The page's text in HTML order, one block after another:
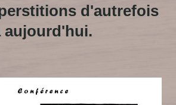
d'autrefois
aujourd'hui.